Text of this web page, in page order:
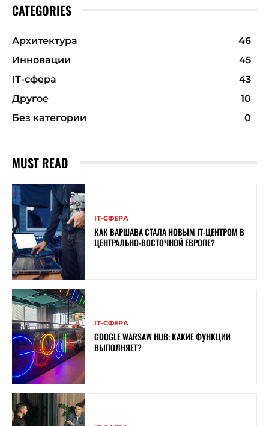
CATEGORIES
Архитектура
46
Инновации
45
ІТ-сфера
43
Другое
10
Без категории
0
MUST READ
ІТ-СФЕРА
КАК ВАРШАВА СТАЛА НОВЫМ IT-ЦЕНТРОМ В
ЦЕНТРАЛЬНО-ВОСТОЧНОЙ ЕВРОПЕ?
ІТ-СФЕРА
GOOGLE WARSAW HUB: КАКИЕ ФУНКЦИИ
ВЫПОЛНЯЕТ?